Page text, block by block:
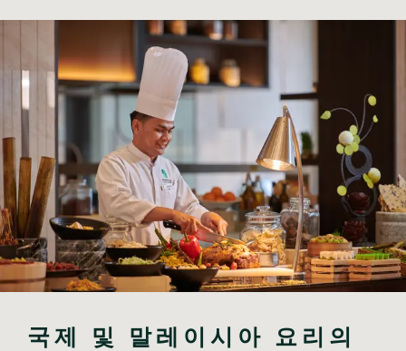
국제 및 말레이시아 요리의